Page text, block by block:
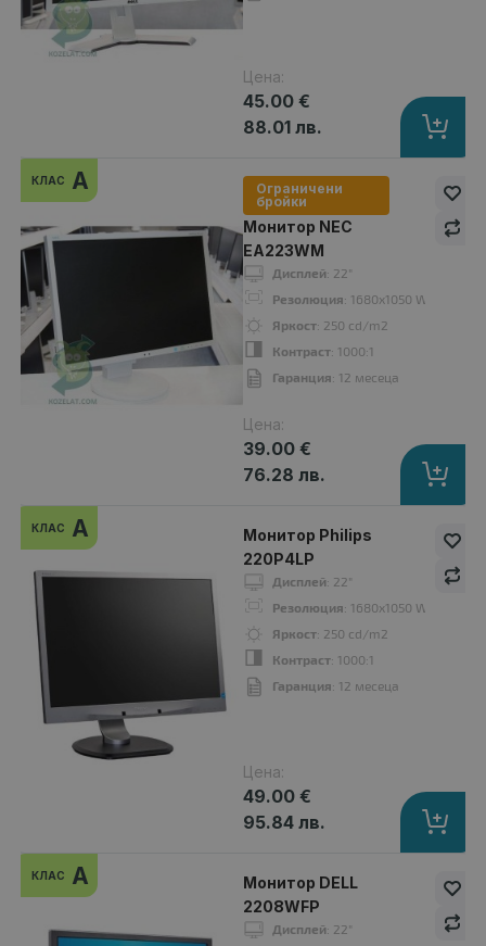
Яркост
Контраст: 1000:1
A
клас
Монитор DELL 2208WFP
45.00 €
: 1680x1050 WSXGA+16:10
Контраст: 1000:1
Гаранция
A
Цена:
45.00 €
88.01 лв.
КЛАС A
Ограничени
бройки
Монитор NEC
EA223WM
Дисплей: 22"
Резолюция: 1680x1050
Яркост: 250 cd/m2
Контраст: 1000:1
Гаранция: 12 месеца
Цена:
39.00 €
76.28 лв.
КЛАС A
Монитор Philips
220P4LP
Дисплей: 22"
Резолюция: 1680x1050
Яркост: 250 cd/m2
Контраст: 1000:1
Гаранция: 12 месеца
Цена:
49.00 €
95.84 лв.
КЛАС A
Монитор DELL
2208WFP
Дисплей: 22"